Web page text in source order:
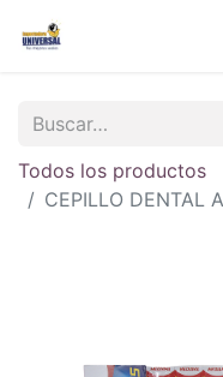
Todos los productos
CEPILLO DENTAL